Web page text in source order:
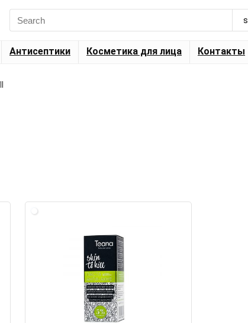
Search
for:
Антисептики Косметика для лица Контакты